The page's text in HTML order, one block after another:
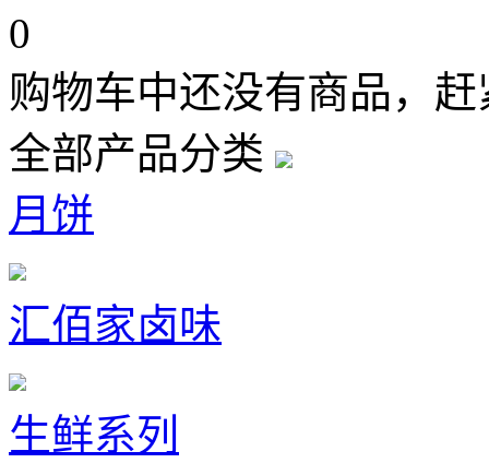
0
购物车中还没有商品，
全部产品分类
月饼
汇佰家卤味
生鲜系列